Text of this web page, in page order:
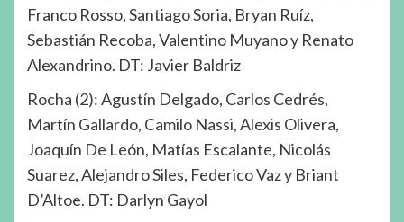
Franco Rosso, Santiago Soria, Bryan Ruíz,
Sebastián Recoba, Valentino Muyano y Renato
Alexandrino. DT: Javier Baldriz
Rocha (2): Agustín Delgado, Carlos Cedrés,
Martín Gallardo, Camilo Nassi, Alexis Olivera,
Joaquín De León, Matías Escalante, Nicolás
Suarez, Alejandro Siles, Federico Vaz y Briant
D’Altoe. DT: Darlyn Gayol